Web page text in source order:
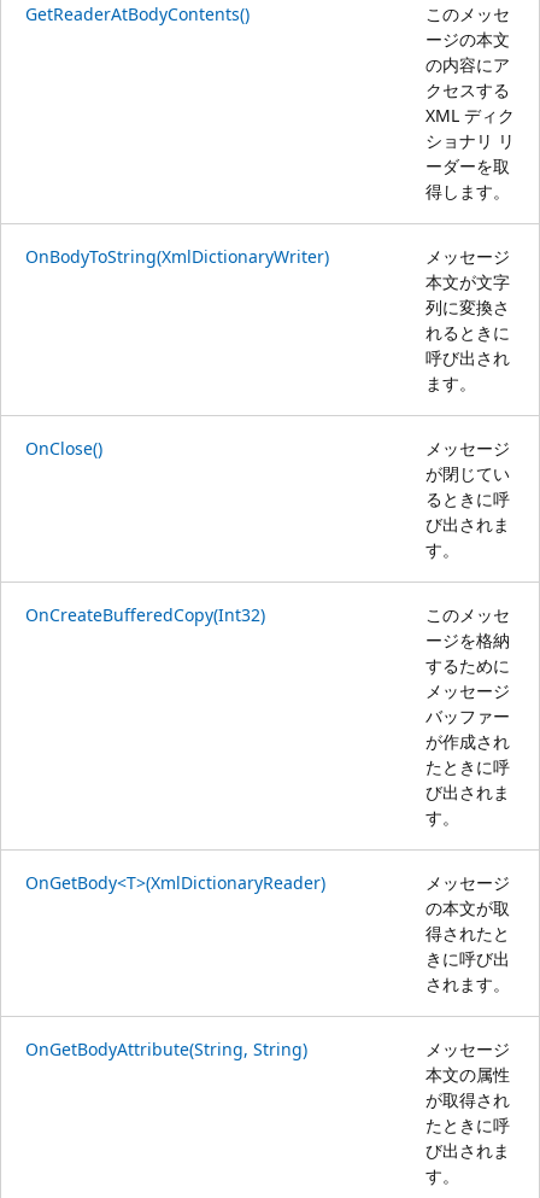
GetReaderAtBodyContents()
このメッセ
ージの本文
の内容にア
クセスする
XML ディク
ショナリ リ
ーダーを取
得します。
OnBodyToString(XmlDictionaryWriter)
メッセージ
本文が文字
列に変換さ
れるときに
呼び出され
ます。
OnClose()
メッセージ
が閉じてい
るときに呼
び出されま
す。
OnCreateBufferedCopy(Int32)
このメッセ
ージを格納
するために
メッセージ
バッファー
が作成され
たときに呼
び出されま
す。
OnGetBody<T>(XmlDictionaryReader)
メッセージ
の本文が取
得されたと
きに呼び出
されます。
OnGetBodyAttribute(String, String)
メッセージ
本文の属性
が取得され
たときに呼
び出されま
す。